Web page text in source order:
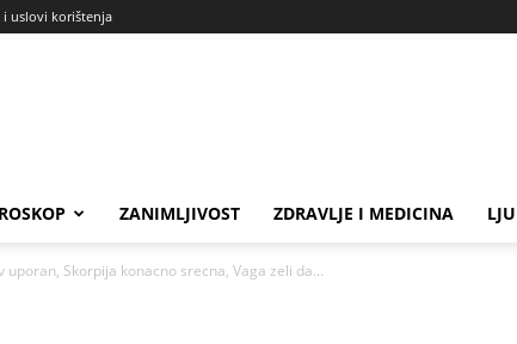
i uslovi korištenja
ZANIMLJIVOST ZDRAVLJE I MEDICINA
Skorpija konacno srecna, Vaga zeli da...